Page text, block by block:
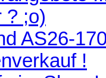
? ;o)
AS26-
!